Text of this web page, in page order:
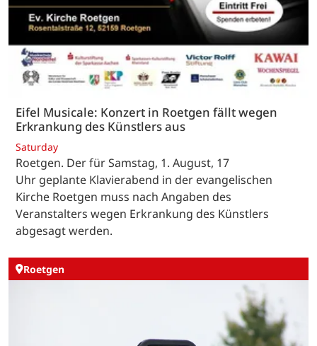
Eifel Musicale: Konzert in Roetgen fällt wegen
Erkrankung des Künstlers aus
Saturday
Roetgen. Der für Samstag, 1. August, 17
Uhr geplante Klavierabend in der evangelischen
Kirche Roetgen muss nach Angaben des
Veranstalters wegen Erkrankung des Künstlers
abgesagt werden.
Roetgen